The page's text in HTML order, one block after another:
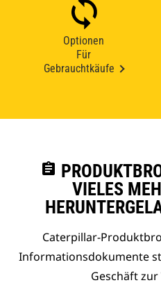
Optionen
Für
Gebrauchtkäufe
assignment
VIELES
Caterpillar-
Informationsdokumente
Geschäft